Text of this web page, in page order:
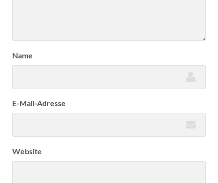
Name
E-Mail-Adresse
Website